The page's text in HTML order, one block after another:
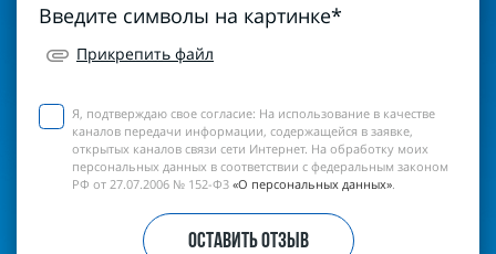
Введите символы на картинке*
Прикрепить файл
Я, подтверждаю свое согласие: На использование в качестве
каналов передачи информации, содержащейся в заявке,
открытых каналов связи сети Интернет. На обработку моих
персональных данных в соответствии с федеральным законом
РФ от 27.07.2006 № 152-Ф3 «О персональных данных»
ОСТАВИТЬ ОТЗЫВ